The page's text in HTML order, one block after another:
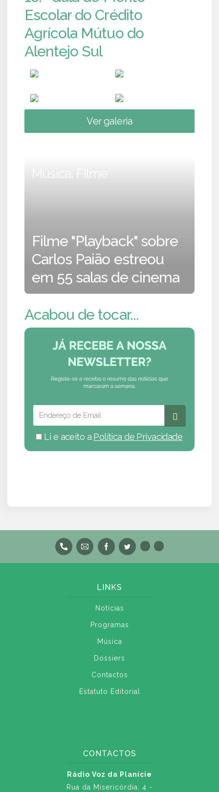
Escolar do Crédito
Agrícola Mútuo do
Alentejo Sul
Ver galeria
Música, Filme
Filme "Playback" sobre
Carlos Paião estreou
em 55 salas de cinema
Acabou de tocar...
Li e aceito a Política de Privacidade
LINKS
Notícias
Programas
Música
Dossiers
Contactos
Estatuto Editorial
CONTACTOS
Rádio Voz da Planície
Rua da Misericórdia, 4 -